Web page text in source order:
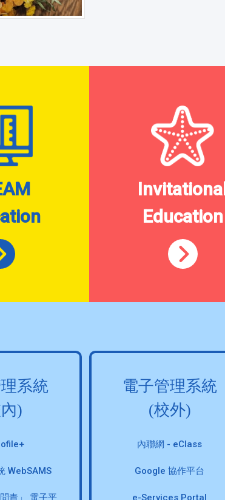
Education
系統
)
WebSAMS
責」 電子平
電子管理系統
(校外)
內聯網 - eClass
Google 協作平台
e-Services Portal